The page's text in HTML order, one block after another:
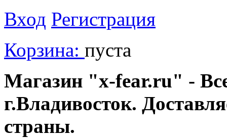
Вход Регистрация
Корзина: пуста
Магазин "x-fear.ru" -
г.Владивосток.
страны.